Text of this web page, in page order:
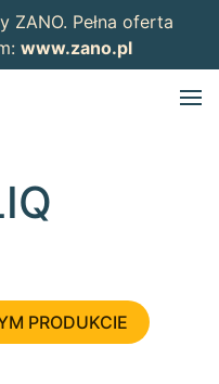
Pełna oferta
www.zano.pl
PRODUKCIE